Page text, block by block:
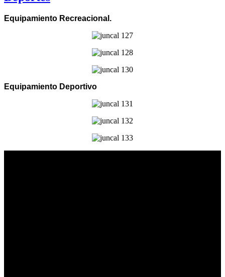
Equipamiento Recreacional.
Equipamiento Deportivo